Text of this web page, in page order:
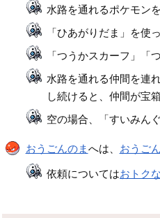
水路を通れるポケモン
「ひあがりだま」を使
「つうかスカーフ」「
水路を通れる仲間を連
し続けると、仲間が宝
空の場合、「すいみん
おうごんのまへは、 おうご
依頼についてはおトク